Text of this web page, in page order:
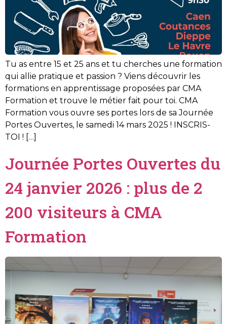
Tu as entre 15 et 25 ans et tu cherches une formation
qui allie pratique et passion ? Viens découvrir les
formations en apprentissage proposées par CMA
Formation et trouve le métier fait pour toi. CMA
Formation vous ouvre ses portes lors de sa Journée
Portes Ouvertes, le samedi 14 mars 2025 ! INSCRIS-
TOI ! […]
Journée Portes Ouvertes du
24 janvier 2026 : plus de 2
200 visiteurs à CMA
Formation